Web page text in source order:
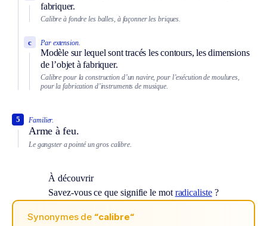
fabriquer.
Calibre à fondre les balles, à façonner les briques.
Par extension.
Modèle sur lequel sont tracés les contours, les dimensions
de l’objet à fabriquer.
c
Calibre pour la construction d’un navire, pour l’exécution de moulures,
pour la fabrication d’instruments de musique.
Familier.
Arme à feu.
5
Le gangster a pointé un gros calibre.
À découvrir
Savez-vous ce que signifie le mot radicaliste?
Synonymes de “calibre“